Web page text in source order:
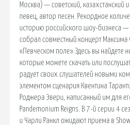
Москва) — советский, казахстанский
певец, автор песен. Рекордное
историю российского шоу-бизнеса
собрал совместный концерт
«Певческом поле» Здесь вы найдете
которые можете скачать или
радует своих слушателей новыми
элементом сценария Квентина
Роджера Эвери, написанный им для
Pandemonium Reigns. В 7-й серии 4
и Чарли Ранкл ожидают приема в